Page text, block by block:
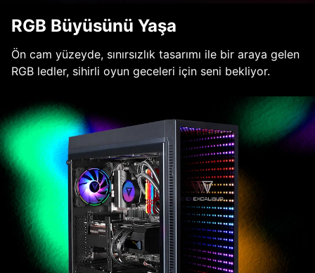
RGB Büyüsünü Yaşa
Ön cam yüzeyde, sınırsızlık tasarımı ile bir araya gelen
RGB ledler, sihirli oyun geceleri için seni bekliyor.